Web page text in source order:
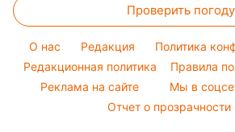
Потап
Советы от Андре Тана
Новости Сум
Новости Днепра
Новости Черкассы
Новости Тернополя
Тесты по картинке
Оптические иллюзии
Народные приметы
Все о шоу-бизнесе
Проверить погоду
O нас Редакция
Политика
Редакционная политика
Правила
Реклама на сайте
Мы в
Отчет о прозрачности